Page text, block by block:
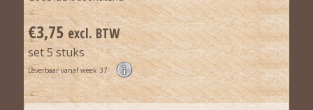
€3,75 excl. BTW
set 5 stuks
Leverbaar vanaf week 37